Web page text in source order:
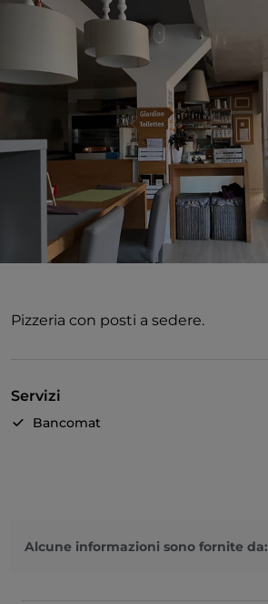
Pizzeria con posti a sedere.
Servizi
Bancomat
Alcune informazioni sono fornite da: